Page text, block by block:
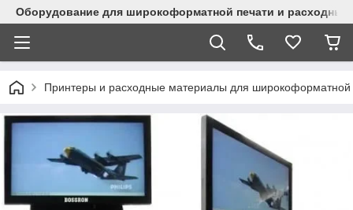
Оборудование для широкоформатной печати и
Принтеры и расходные материалы для широкоформатной